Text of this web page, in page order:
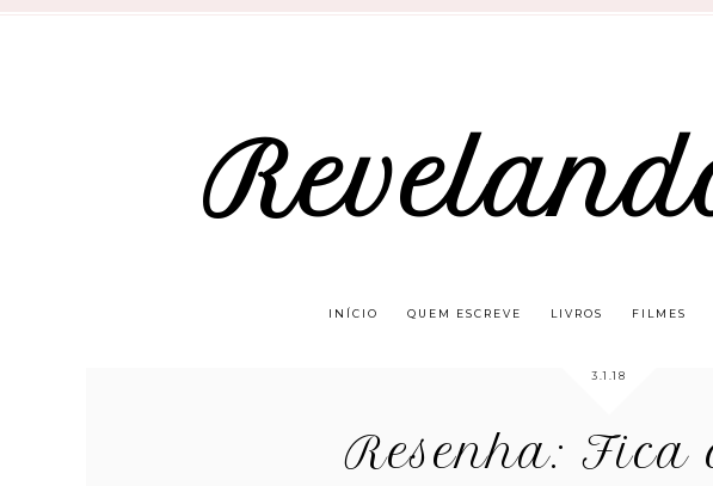
INÍCIO QUEM ESCREVE LIVROS FILMES
3.1.18
Resenha: Fica